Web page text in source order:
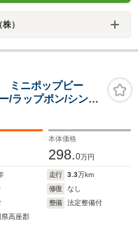
）
ミニポップビー
/ラップポン/シンク/
走行充電/外部電
突軽減ブレーキ
本体価格
298.0万円
走行 3.3万km
修復
なし
整備
法定整備付
県高座郡